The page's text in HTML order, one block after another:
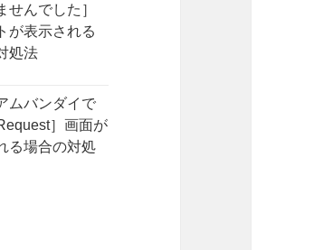
せんでした］
が表示される
処法
ムバンダイで
］画面が
る場合の対処